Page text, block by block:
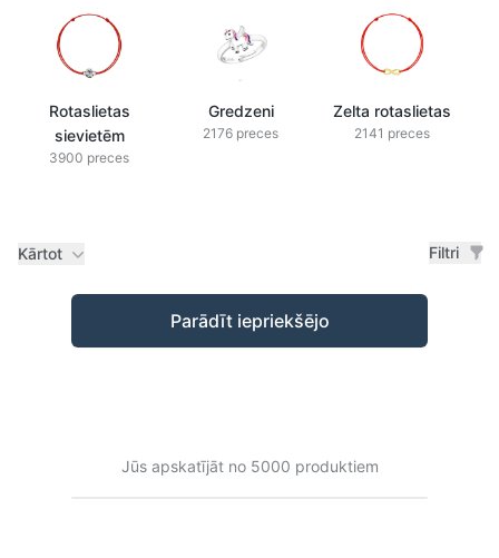
Rotaslietas
sievietēm
3900 preces
Gredzeni
2176 preces
Zelta rotaslietas
2141 preces
Kārtot Filtri
Preces
Parādīt iepriekšējo
Jūs apskatījāt no 5000 produktiem